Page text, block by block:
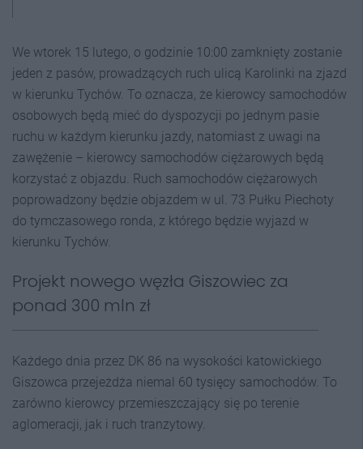
We wtorek 15 lutego, o godzinie 10:00 zamknięty zostanie
jeden z pasów, prowadzących ruch ulicą Karolinki na zjazd
w kierunku Tychów. To oznacza, że kierowcy samochodów
osobowych będą mieć do dyspozycji po jednym pasie
ruchu w każdym kierunku jazdy, natomiast z uwagi na
zawężenie – kierowcy samochodów ciężarowych będą
korzystać z objazdu. Ruch samochodów ciężarowych
poprowadzony będzie objazdem w ul. 73 Pułku Piechoty
do tymczasowego ronda, z którego będzie wyjazd w
kierunku Tychów.
Projekt nowego węzła Giszowiec za
ponad 300 mln zł
Każdego dnia przez DK 86 na wysokości katowickiego
Giszowca przejeżdża niemal 60 tysięcy samochodów. To
zarówno kierowcy przemieszczający się po terenie
aglomeracji, jak i ruch tranzytowy.